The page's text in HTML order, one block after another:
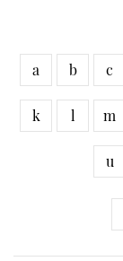
a b c
k l m
u